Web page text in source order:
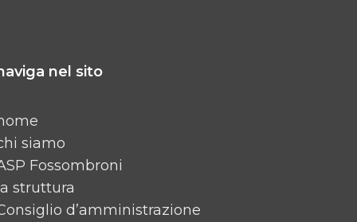
nel sito
siamo
Fossombroni
struttura
d’amministrazione